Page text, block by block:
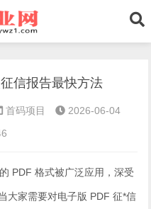
信报告最快方法
首码项目
2026-06-04
PDF 格式被广泛应用，深受
大家需要对电子版 PDF 征*信